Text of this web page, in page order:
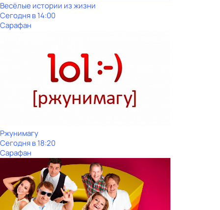
Весёлые истории из жизни
Сегодня в 14:00
Сарафан
Ржунимагу
Сегодня в 18:20
Сарафан